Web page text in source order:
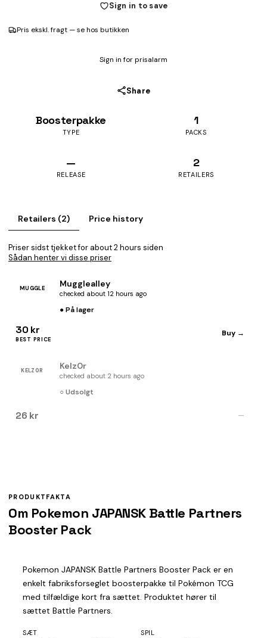
Sign in to save
Pris ekskl. fragt — se hos butikken
Sign in for prisalarm
Share
Boosterpakke
TYPE
1
PACKS
—
RELEASE
2
RETAILERS
Retailers (2) Price history
Priser sidst tjekket for about 2 hours siden
Sådan henter vi disse priser
MUGGLE Mugglealley
checked about 12 hours ago
● På lager
30 kr
BEST PRICE
Buy →
KELZ0R Kelz0r
checked about 2 hours ago
○ Udsolgt
26 kr —
PRODUKTFAKTA
Om Pokemon JAPANSK Battle Partners
Booster Pack
Pokemon JAPANSK Battle Partners Booster Pack er en
enkelt fabriksforseglet boosterpakke til Pokémon TCG
med tilfældige kort fra sættet. Produktet hører til
sættet Battle Partners.
SÆT SPIL